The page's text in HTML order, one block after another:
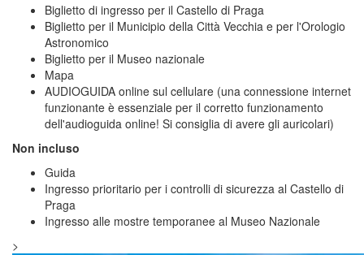
Biglietto di ingresso per il Castello di Praga
Biglietto per il Municipio della Città Vecchia e per l'Orologio
Astronomico
Biglietto per il Museo nazionale
Mapa
AUDIOGUIDA online sul cellulare (una connessione internet
funzionante è essenziale per il corretto funzionamento
dell'audioguida online! Si consiglia di avere gli auricolari)
Non incluso
Guida
Ingresso prioritario per i controlli di sicurezza al Castello di
Praga
Ingresso alle mostre temporanee al Museo Nazionale
>